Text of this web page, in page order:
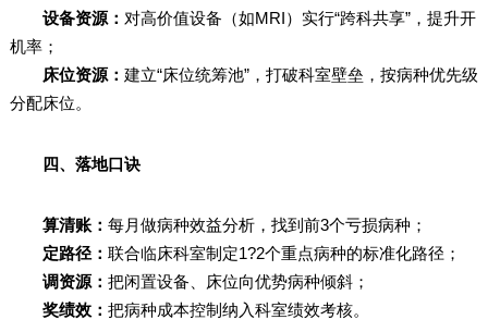
设备资源： 对高价值设备（如MRI）实行“跨科共享”，提升开
机率；
床位资源： 建立“床位统筹池”，打破科室壁垒，按病种优先级
分配床位。
四、落地口诀
算清账： 每月做病种效益分析，找到前3个亏损病种；
定路径： 联合临床科室制定1?2个重点病种的标准化路径；
调资源： 把闲置设备、床位向优势病种倾斜；
奖绩效： 把病种成本控制纳入科室绩效考核。